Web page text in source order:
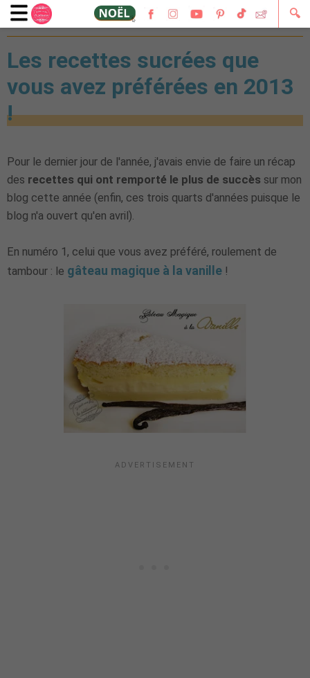
🔍
31 décembre 2013
Les recettes sucrées que
vous avez préférées en 2013
!
Pour le dernier jour de l'année, j'avais envie de faire un récap
des recettes qui ont remporté le plus de succès sur mon
blog cette année (enfin, ces trois quarts d'années puisque le
blog n'a ouvert qu'en avril).
En numéro 1, celui que vous avez préféré, roulement de
tambour : le gâteau magique à la vanille !